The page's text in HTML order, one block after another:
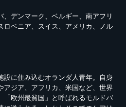
デンマーク、ベルギー、南アフリ
ロベニア、スイス、アメリカ、ノル
設に住み込むオランダ人青年。自身
アジア、アフリカ、米国など、世界
「欧州最貧国」と呼ばれるモルドバ